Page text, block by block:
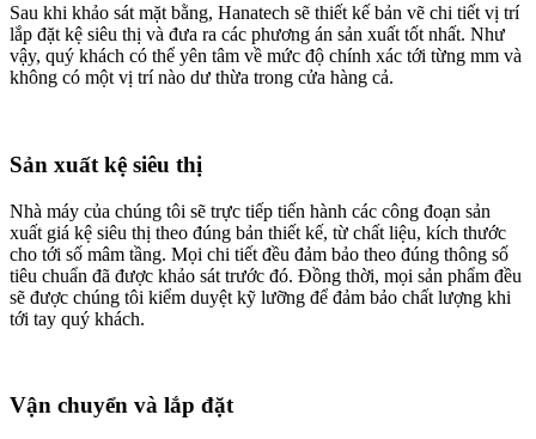
Sau khi khảo sát mặt bằng, Hanatech sẽ thiết kế bản vẽ chi tiết vị trí
lắp đặt kệ siêu thị và đưa ra các phương án sản xuất tốt nhất. Như
vậy, quý khách có thể yên tâm về mức độ chính xác tới từng mm và
không có một vị trí nào dư thừa trong cửa hàng cả.
Sản xuất kệ siêu thị
Nhà máy của chúng tôi sẽ trực tiếp tiến hành các công đoạn sản
xuất giá kệ siêu thị theo đúng bản thiết kế, từ chất liệu, kích thước
cho tới số mâm tầng. Mọi chi tiết đều đảm bảo theo đúng thông số
tiêu chuẩn đã được khảo sát trước đó. Đồng thời, mọi sản phẩm đều
sẽ được chúng tôi kiểm duyệt kỹ lưỡng để đảm bảo chất lượng khi
tới tay quý khách.
Vận chuyển và lắp đặt